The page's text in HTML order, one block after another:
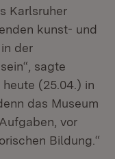
Karlsruher
kunst- und
der
sagte
(25.04.) in
das Museum
vor
Bildung.“